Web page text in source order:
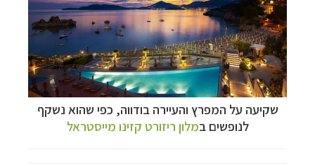
שקיעה על המפרץ והעיירהבודווה, כפי שהוא נשקף
לנופשים במלון ריזורט קזינו מייסטראל